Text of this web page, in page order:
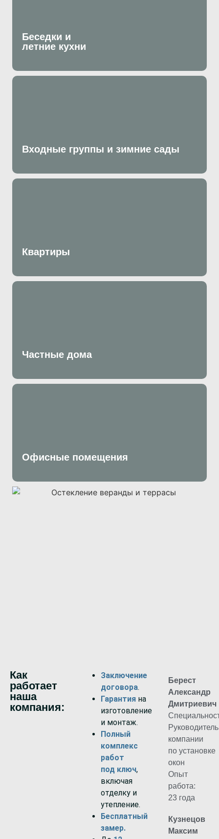
Беседки и
летние кухни
Входные группы и зимние сады
Квартиры
Частные дома
Офисные помещения
Как
работает
наша
компания:
Заключение
договора.
Гарантия на
изготовление
и монтаж.
Полный
комплекс
работ
под ключ,
включая
отделку и
утепление.
Бесплатный
замер.
Берест
Александр
Дмитриевич
Руководитель
компании
по установке
окон
Опыт
работа:
23 года
Кузнецов
Максим